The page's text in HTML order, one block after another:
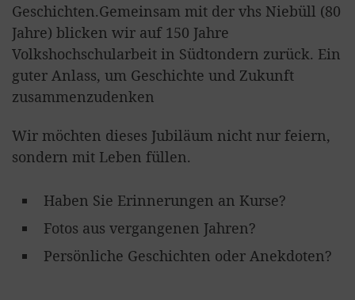
Geschichten.Gemeinsam mit der vhs Niebüll (80
Jahre) blicken wir auf 150 Jahre
Volkshochschularbeit in Südtondern zurück. Ein
guter Anlass, um Geschichte und Zukunft
zusammenzudenken
Wir möchten dieses Jubiläum nicht nur feiern,
sondern mit Leben füllen.
Haben Sie Erinnerungen an Kurse?
Fotos aus vergangenen Jahren?
Persönliche Geschichten oder Anekdoten?